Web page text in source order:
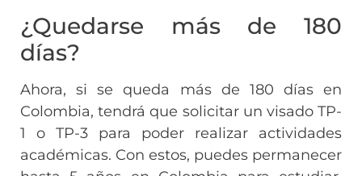
¿Quedarse más de 180
días?
Ahora, si se queda más de 180 días en
Colombia, tendrá que solicitar un visado TP-
1 o TP-3 para poder realizar actividades
académicas. Con estos, puedes permanecer